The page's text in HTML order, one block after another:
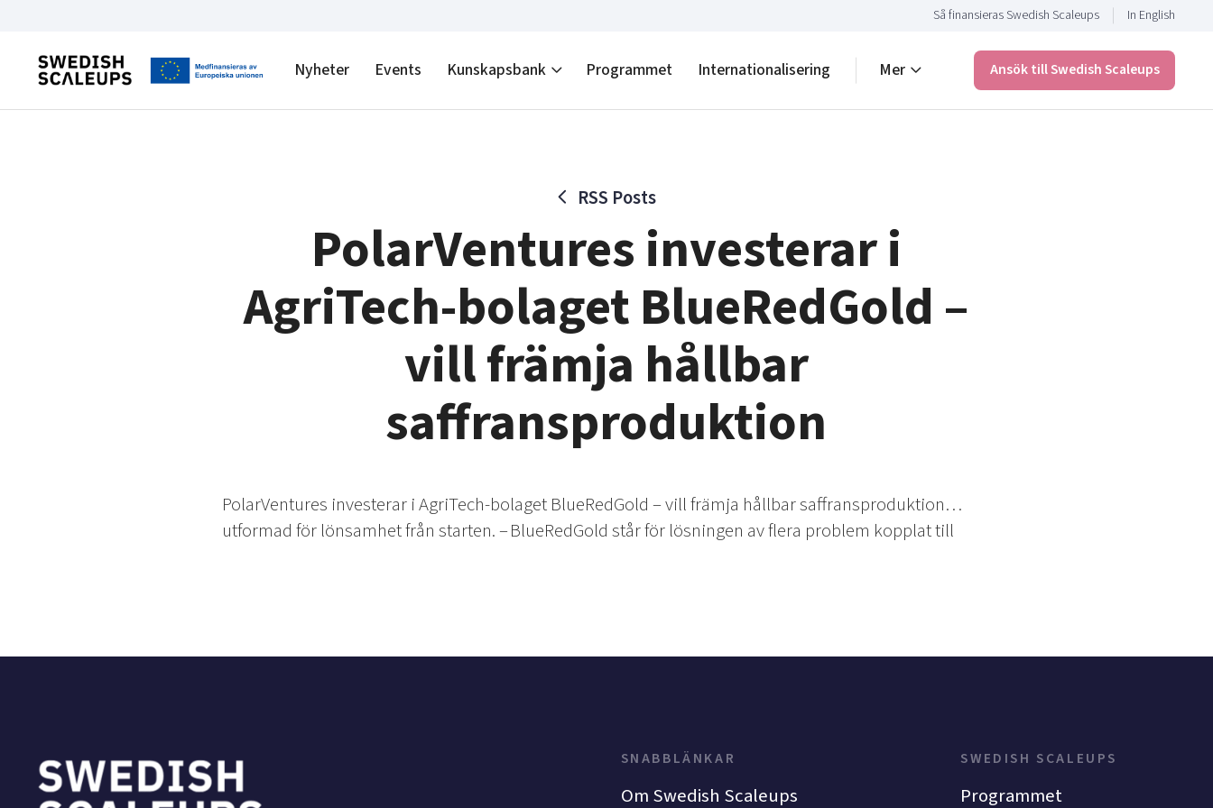
Så finansieras Swedish Scaleups In English
Nyheter Events Kunskapsbank Programmet Internationalisering Mer Ansök till Swedish Scaleups
RSS Posts
PolarVentures investerar i
AgriTech-bolaget BlueRedGold –
vill främja hållbar
saffransproduktion
PolarVentures investerar i AgriTech-bolaget BlueRedGold – vill främja hållbar saffransproduktion…
utformad för lönsamhet från starten. – BlueRedGold står för lösningen av flera problem kopplat till
SNABBLÄNKAR
Om Swedish Scaleups
SWEDISH SCALEUPS
Programmet